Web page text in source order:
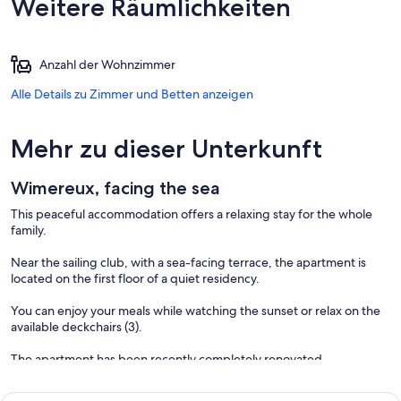
Weitere Räumlichkeiten
Anzahl der Wohnzimmer
Alle Details zu Zimmer und Betten anzeigen
Mehr zu dieser Unterkunft
Wimereux, facing the sea
This peaceful accommodation offers a relaxing stay for the whole
family.
Near the sailing club, with a sea-facing terrace, the apartment is
located on the first floor of a quiet residency.
You can enjoy your meals while watching the sunset or relax on the
available deckchairs (3).
The apartment has been recently completely renovated.
You benefit from a private parking space.